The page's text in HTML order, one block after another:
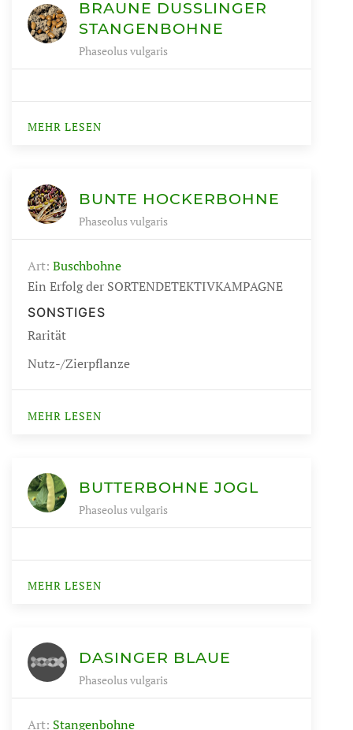
BRAUNE DUSSLINGER S
TANGENBOHNE
Phaseolus vulgaris
MEHR LESEN
BUNTE HOCKERBOHNE
Phaseolus vulgaris
Art: Buschbohne
Ein Erfolg der SORTENDETEKTIVKAMPAGNE
SONSTIGES
Rarität
Nutz-/Zierpflanze
MEHR LESEN
BUTTERBOHNE JOGL
Phaseolus vulgaris
MEHR LESEN
DASINGER BLAUE
Phaseolus vulgaris
Art: Stangenbohne